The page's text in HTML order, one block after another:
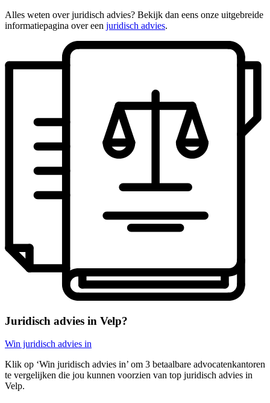
Alles weten over juridisch advies? Bekijk dan eens onze uitgebreide
informatiepagina over een juridisch advies.
Juridisch advies in Velp?
Win juridisch advies in
Klik op ‘Win juridisch advies in’ om 3 betaalbare advocatenkantoren
te vergelijken die jou kunnen voorzien van top juridisch advies in
Velp.